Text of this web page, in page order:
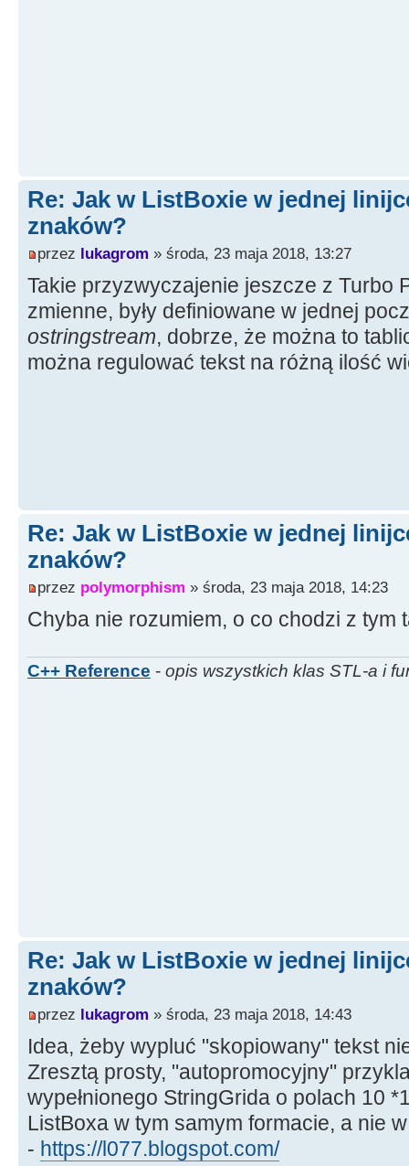
Re: Jak w ListBoxie w jednej
znaków?
przez lukagrom » środa, 23 maja 2018, 13:27
Takie przyzwyczajenie jeszcze z Turbo
zmienne, były definiowane w jednej
ostringstream, dobrze, że można to
można regulować tekst na różną ilość
Re: Jak w ListBoxie w jednej
znaków?
przez polymorphism » środa, 23 maja 2018, 14:23
Chyba nie rozumiem, o co chodzi z tym
C++ Reference - opis wszystkich klas STL-a i
Re: Jak w ListBoxie w jednej
znaków?
przez lukagrom » środa, 23 maja 2018, 14:43
Idea, żeby wypluć "skopiowany" tekst
Zresztą prosty, "autopromocyjny"
wypełnionego StringGrida o polach 10
ListBoxa w tym samym formacie, a nie
- https://l077.blogspot.com/